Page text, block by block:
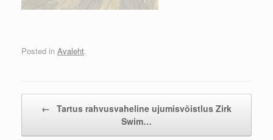
Posted in Avaleht.
← Tartus rahvusvaheline ujumisvõistlus Zirk
Swim…